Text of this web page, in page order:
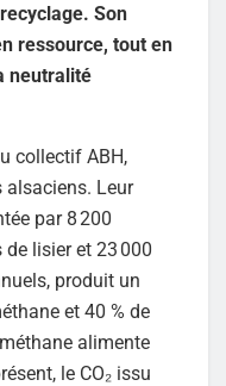
Son
ressource, tout en
neutralité
collectif ABH,
alsaciens. Leur
par 8 200
lisier et 23 000
produit un
et 40 % de
alimente
le CO₂ issu